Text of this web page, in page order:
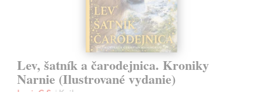
Lev, šatník a čarodejnica. Kroniky
Narnie (Ilustrované vydanie)